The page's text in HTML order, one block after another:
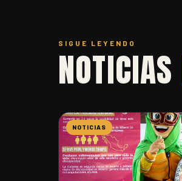
SIGUE LEYENDO
NOTICIAS
NOTICIAS